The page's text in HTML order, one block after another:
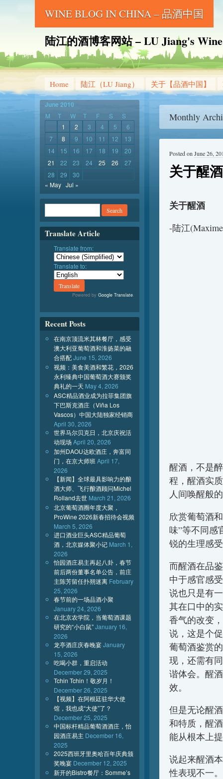
WINE BLOG IN CHINA – 品酒中国
陆江的酒博客网站 – LU Jiang's
Home 陆江（LU Jiang） 关于【品酒中国】
Monthly
关于醒酒
Posted on June 26,
关于醒酒
-陆江
醒酒，不是
程，醒酒实
人间唤醒般
欣赏葡萄酒
味”等不同感
锐的生理感
而醒酒在品
中于感官感
说也只是有
其在口中的
香气的改变
说，这是个
葡萄酒鉴赏
现，还需有
谐体会。醒
效。
但是无论醒
和特质，醒
能从根本上
说起来醒酒
性表现不一
June 2010
M T W T F S
S
1
2 3 4 5
6
7
8 9 10 11 12
13
14
15 16 17 18 19
20
21
22 23 24 25 26
27
28
29
30
« May Jul »
Translate Article
Translate from:
Translate to:
Powered by Google Translate.
Recent Posts
在南京顶流米其林餐厅，感受
澳大利亚葡萄酒和淮扬菜的融
合搭配June 15, 2026
视频：美食美酒和繁花，2026
永利臻典中国葡萄酒大赛颁奖
典礼的一天 May 4, 2026
ASC精品酒业成为拉菲集团旗
下巴斯克酒庄（Viña Los
Vascos）中国大陆独家经销商
April 30, 2026
世界马尔贝克日，北京庆祝活
动现场April 20, 2026
加州DAOU达欧酒庄，奔富同
门，在京大师班 April 17,
2026
【新闻】全球最具影响力的酿
酒大师、飞行酿酒顾问Michel
Rolland去世 March 21, 2026
北京葡萄酒圈年度大聚，
ProWine 2026新春招待会视频
March 5, 2026
进口酒业巨头ASC精品葡萄
酒，北京媒体聚小记 March 1,
2026
怡园酒庄易主再起八卦，春节
前后两份董事名单公告，前庄
主陈芳留任扑朔迷离 February
25, 2026
春节前的一场品酒小聚
January 24, 2026
在北京农学院，当葡萄酒课题
研究的“小白鼠”January 16,
2026
龙亭酒庄庆春晚宴January
15, 2026
吃喝小群，重启活动
December 29, 2025
Tchin Tchin！敬岁月！
December 26, 2025
【视频】在阿根廷驻华大使
馆，我也成“大使”了？
December 25, 2025
中国标杆精品葡萄酒酒庄，怡
园酒庄易主 December 16,
2025
2025西班牙里奥哈百年庆典颁
奖晚宴 December 12, 2025
新开的Bistro餐厅：Somme’s